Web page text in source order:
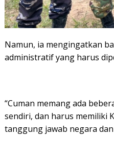
Namun, ia mengingatkan
administratif yang harus
“Cuman memang ada
sendiri, dan harus memiliki
tanggung jawab negara